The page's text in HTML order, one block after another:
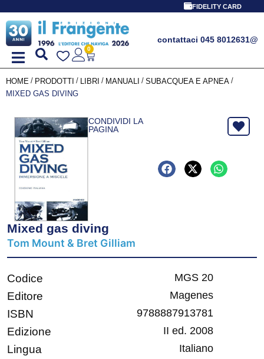
FIDELITY CARD
contattaci 045 8012631@
0
HOME / PRODOTTI / LIBRI / MANUALI / SUBACQUEA E APNEA /
MIXED GAS DIVING
CONDIVIDI LA
PAGINA
Mixed gas diving
Tom Mount & Bret Gilliam
Codice MGS 20
Editore Magenes
ISBN 9788887913781
Edizione II ed. 2008
Lingua Italiano